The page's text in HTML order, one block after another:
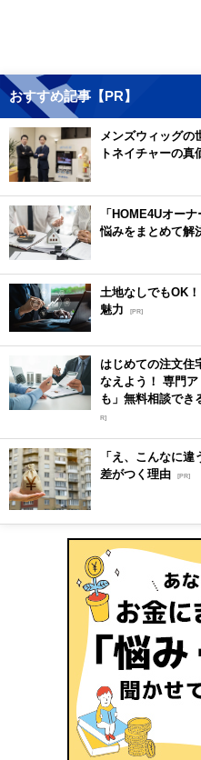
おすすめ記事【PR】
メンズウィッグの
トネイチャーの真
「HOME4Uオー
悩みをまとめて解
土地なしでもOK
魅力
[PR]
はじめての注文住
なえよう！ 専門
も」無料相談でき
R]
「え、こんなに
差がつく理由 [PR]